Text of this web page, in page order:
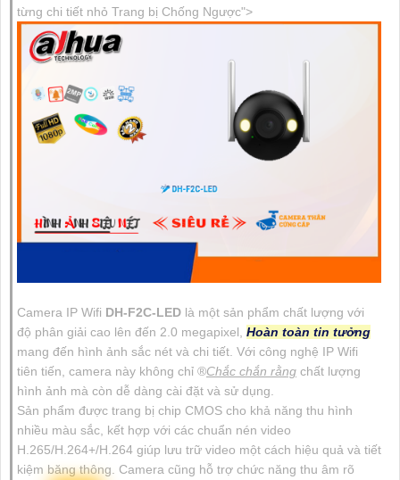
từng chi tiết nhỏ Trang bị Chống Ngược">
Camera IP Wifi DH-F2C-LED là một sản phẩm chất lượng với
độ phân giải cao lên đến 2.0 megapixel, Hoàn toàn tin tưởng
mang đến hình ảnh sắc nét và chi tiết. Với công nghệ IP Wifi
tiên tiến, camera này không chỉ ®️Chắc chắn rằng chất lượng
hình ảnh mà còn dễ dàng cài đặt và sử dụng.
Sản phẩm được trang bị chip CMOS cho khả năng thu hình
nhiều màu sắc, kết hợp với các chuẩn nén video
H.265/H.264+/H.264 giúp lưu trữ video một cách hiệu quả và tiết
kiệm băng thông. Camera cũng hỗ trợ chức năng thu âm rõ